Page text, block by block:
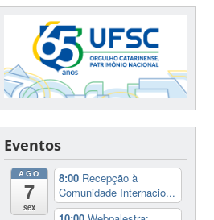
Eventos
AGO
7
sex
8:00 Recepção à
Comunidade Internacio...